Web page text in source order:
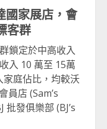
國家展店，會
客群
鎖定於中高收入
入 10 萬至 15萬
家庭佔比，均較沃
員店 (Sam’s
發俱樂部 (BJ’s